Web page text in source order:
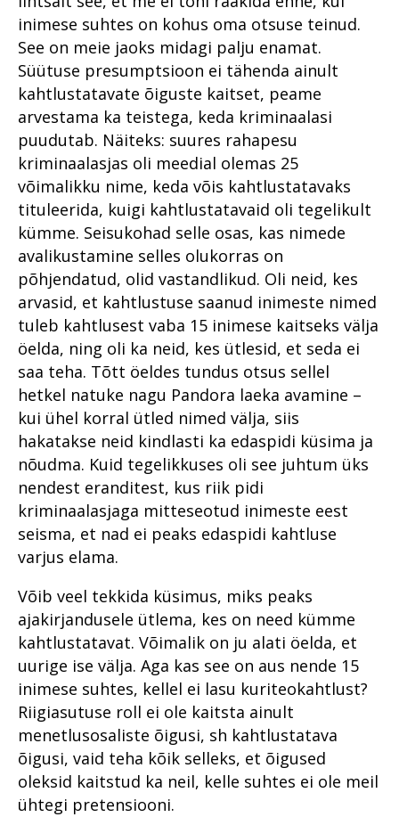
Vahistamine ja
konfiskeerimine
Riigivastased süüteod
Organiseeritud kuritegevus
Küberkuritegevus
kogukonnaga
Põhja ringkonnaprokuratuur
Lääne ringkonnaprokuratuur
Lõuna ringkonnaprokuratuur
Viru ringkonnaprokuratuur
Süüdistusosakond 1
Süüdistusosakond 2
Järelevalveosakond
Haldusosakond
Südametunnistuse poolel
väärtustatakse kogemust
Erikonsultandi eripalgeline töö
numbrites 2023
Im memoriam Alar Kirs
Rahvusvaheline
koolituskoostöö
prokuratuuris
Raske
korruptsioonikuritegevus
Riigi peaprokurörilt
Riigihangetega seotud
korruptsioonist
meditsiinisektoris
Riigivastased süüteod
Süüdistusosakond aastal
2022
Suure kahjuga
majanduskuritegevus
Tervislikel põhjustel
menetlusest vabastamine –
puutumatud
Tugevatoimelised uimastid
Vahistamine ja
konfiskeerimine
Viru ringkonnaprokuratuur
aastal 2022
Põhja ringkonnaprokuratuur
aastal 2021
Rahvusvaheline koostöö
küberkuritegude uurimisel
Rahvusvahelise
küberkuritegevuse
tõkestamise väljakutsetest
tõendite kogumisel
Raske
korruptsioonikuritegevus
Riigivastased süüteod
Suur samm edasi
investeerimiskelmuste
pandeemia peatamiseks
Suure kahjuga
majanduskuritegevus
Süüdistusosakond aastal
Teekond prokuratuuris -
hakkajast praktikandist
kogemustega
ringkonnaprokuröriks.
Intervjuu Liisa Nuudiga
Tugevatoimelised uimastid
konfiskeerimine
Viru ringkonnaprokuratuur
aastal 2021
Koovit – turist, kellest sai
kohalik
Põhja ringkonnaprokuratuur
2020. aastal
Viru ringkonnaprokuratuur
aastal 2020
Lääne ringkonnaprokuratuur
2020. aastal
Lõuna ringkonnaprokuratuur
2020. aastal
Avalike suhete osakond 2020.
aastal
Süüdistusosakond 2020.
aastal
Järelevalveosakond 2020.
aastal
Haldusosakond 2020. aastal
Prokuratuuri infosüsteemi
uuendus PRIS3
Prokuratuuris töötamisest
Prokuratuur tunnustab
Mälestused Eurojusti tööst
Metanoolitragöödia
Pärnus
ERA panga pankrot
Jehoova tunnistajast ema
keelas vastsündinu
päästmise vereülekandega
Mäo tulistamine
Pommiplahvatus
Vabaduse väljakul
Lõuna ringkonnaprokuratuur
aastal 2019
Lääne ringkonnaprokuratuur
aastal 2019
Süüdistusosakond aastal
Avalike suhete osakond
aastal 2019
Järelevalveosakond aastal
2019
Haldusosakond aastal 2019
Rahvusvaheline koostöö 2019
Valmisid prokuröride
kompetentsimudelid
Prokuratuur 2015–2019
Prokuratuuri aastaraamat 2018
Riigi peaprokuröri
pöördumine
Prokuratuuri väärtused ja
strateegilised eesmärgid
Prokuratuuri tegevus 2018.
aastal
kuritegudes läbiviidud
kriminaalmenetluste analüüs
Üldmenetluse süüdistusaktide
analüüs
Õiguslikud probleemid
psühhiaatrilise sundravi
kohaldamise menetluses
Olukorrast riigis: Kuningas on
surnud. Elagu kuningas?
Prokuratuuri aastaraamat 2017
Riigi peaprokuröri
pöördumine
Prokuratuuri väärtused ja
strateegilised eesmärgid
Prokuratuuri aasta numbrites
Ühtse kohtlemis- ja
karistuspraktika kokkulepped
Kogukonnaprokurör - kes ta
on?
Põhja Ringkonnaprokuratuur
Viru Ringkonnaprokuratuur
Prokuratuuri aastaraamat 2016
Peaprokuröri pöördumine
Prokuratuuri aasta numbrites
Viru Ringkonnaprokuratuur
Lääne Ringkonnaprokuratuur
Lõuna Ringkonnaprokuratuur
Kuritegevuse vastased
prioriteedid
Rahvusvaheline koostöö
Siseriiklik koostöö võrgustike
raames
inimese suhtes on kohus oma otsuse teinud.
See on meie jaoks midagi palju enamat.
Süütuse presumptsioon ei tähenda ainult
kahtlustatavate õiguste kaitset, peame
arvestama ka teistega, keda kriminaalasi
puudutab. Näiteks: suures rahapesu
kriminaalasjas oli meedial olemas 25
võimalikku nime, keda võis kahtlustatavaks
tituleerida, kuigi kahtlustatavaid oli tegelikult
kümme. Seisukohad selle osas, kas nimede
avalikustamine selles olukorras on
põhjendatud, olid vastandlikud. Oli neid, kes
arvasid, et kahtlustuse saanud inimeste nimed
tuleb kahtlusest vaba 15 inimese kaitseks välja
öelda, ning oli ka neid, kes ütlesid, et seda ei
saa teha. Tõtt öeldes tundus otsus sellel
hetkel natuke nagu Pandora laeka avamine –
kui ühel korral ütled nimed välja, siis
hakatakse neid kindlasti ka edaspidi küsima ja
nõudma. Kuid tegelikkuses oli see juhtum üks
nendest eranditest, kus riik pidi
kriminaalasjaga mitteseotud inimeste eest
seisma, et nad ei peaks edaspidi kahtluse
varjus elama.
Võib veel tekkida küsimus, miks peaks
ajakirjandusele ütlema, kes on need kümme
kahtlustatavat. Võimalik on ju alati öelda, et
uurige ise välja. Aga kas see on aus nende 15
inimese suhtes, kellel ei lasu kuriteokahtlust?
Riigiasutuse roll ei ole kaitsta ainult
menetlusosaliste õigusi, sh kahtlustatava
õigusi, vaid teha kõik selleks, et õigused
oleksid kaitstud ka neil, kelle suhtes ei ole meil
ühtegi pretensiooni.